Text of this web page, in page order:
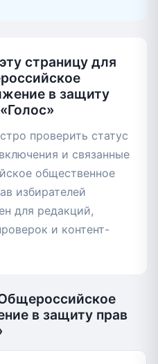
страницу для
в защиту
проверить статус
и связанные
общественное
избирателей
для редакций,
и контент-
в защиту прав